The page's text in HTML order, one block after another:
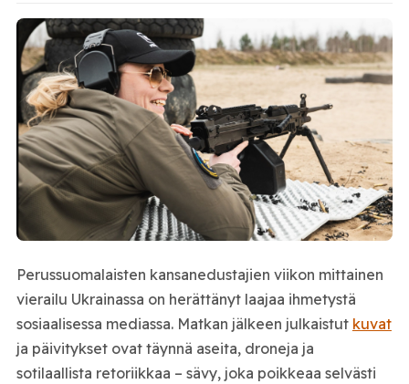
Perussuomalaisten kansanedustajien viikon mittainen
vierailu Ukrainassa on herättänyt laajaa ihmetystä
sosiaalisessa mediassa. Matkan jälkeen julkaistut kuvat
ja päivitykset ovat täynnä aseita, droneja ja
sotilaallista retoriikkaa – sävy, joka poikkeaa selvästi